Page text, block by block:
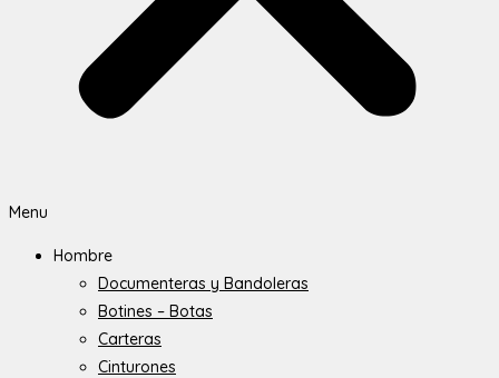
Menu
Hombre
Documenteras y Bandoleras
Botines – Botas
Carteras
Cinturones